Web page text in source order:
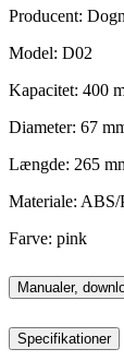
Producent:
Model: D02
Kapacitet: 400
Diameter: 67
Længde: 265
Materiale: ABS/
Farve: pink
Manualer,
Specifikationer